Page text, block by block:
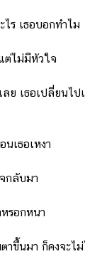
ไร เธอบอกทำไม
ต่ไม่มีหัวใจ
ย เธอเปลี่ยนไป
เธอเหงา
กลับมา
รอกหนา
ขึ้นมา ก็คงจะไม่